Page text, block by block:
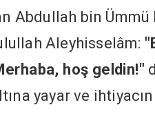
Abdullah bin
Aleyhisselâm:
hoş geldin!"
yayar ve